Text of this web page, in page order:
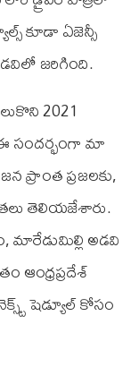
కూడా ఏజెన్సీ
జరిగింది.
2021
సందర్భంగా మా
ప్రాంత ప్రజలకు,
తెలియజేశారు.
మారేడుమిల్లి అడవి
ఆంధ్రప్రదేశ్
షెడ్యూల్ కోసం